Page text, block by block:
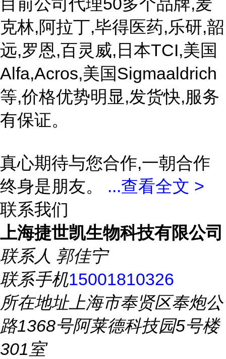
克林,阿拉丁,毕得医药,乐研,韶
远,罗恩,百灵威,日本TCI,美国
Alfa,Acros,美国Sigmaaldrich
等,价格优势明显,发货快,服务
有保证。
真心期待与您合作,一朝合作
终身是朋友。 ...查看全文 >
联系我们
上海捷世凯生物科技有限公司
联系人 郭佳宁
联系手机15001810326
所在地址上海市奉贤区奉炮公
路1368号阿莱德科技园5号楼
301室